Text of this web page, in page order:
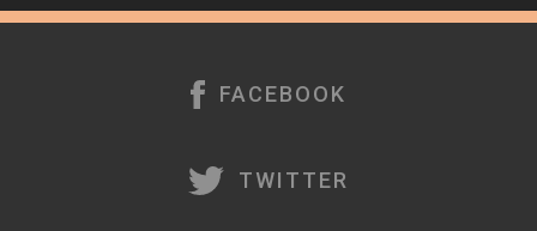
FACEBOOK
TWITTER